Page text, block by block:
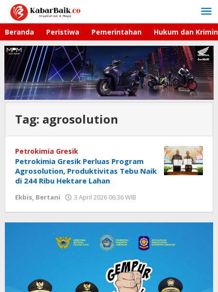
Lewati
konten
Beranda Peristiwa Pemerintahan Hukum dan
Tag: agrosolution
Petrokimia Gresik
Petrokimia Gresik Perluas Program
Agrosolution, Produktivitas Tebu Naik
di 244 Ribu Hektare Lahan
Ekbis, Bertani 3 April 2026 06:36 WIB